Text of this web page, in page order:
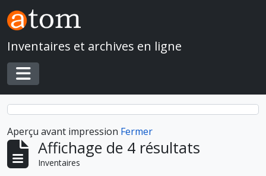
Skip to main content
Inventaires et archives en ligne
Toggle navigation
Aperçu avant impression Fermer
Affichage de 4 résultats
Inventaires